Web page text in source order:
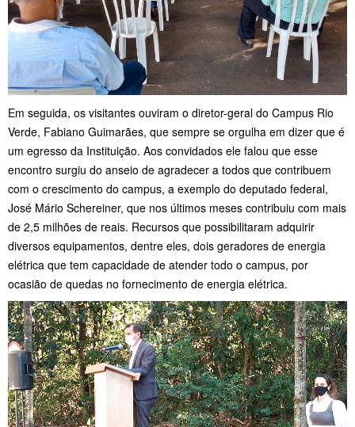
Em seguida, os visitantes ouviram o diretor-geral do Campus Rio
Verde, Fabiano Guimarães, que sempre se orgulha em dizer que é
um egresso da Instituição. Aos convidados ele falou que esse
encontro surgiu do anseio de agradecer a todos que contribuem
com o crescimento do campus, a exemplo do deputado federal,
José Mário Schereiner, que nos últimos meses contribuiu com mais
de 2,5 milhões de reais. Recursos que possibilitaram adquirir
diversos equipamentos, dentre eles, dois geradores de energia
elétrica que tem capacidade de atender todo o campus, por
ocasião de quedas no fornecimento de energia elétrica.